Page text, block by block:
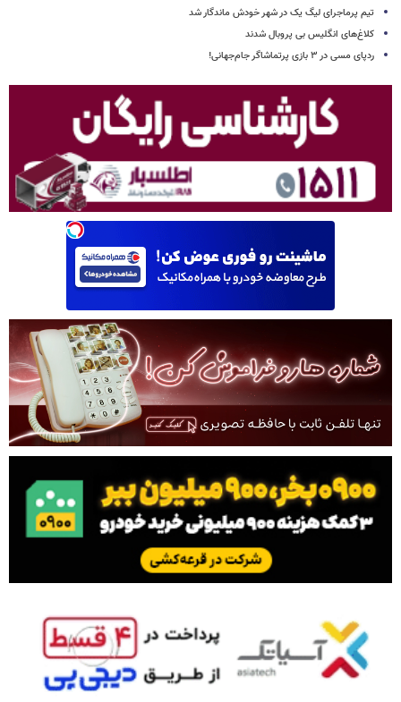
تیم پرماجرای لیگ یک در شهر خودش ماندگار شد
کلاغ‌های انگلیس بی پروبال شدند
ردپای مسی در ۳ بازی پرتماشاگر جام‌جهانی!